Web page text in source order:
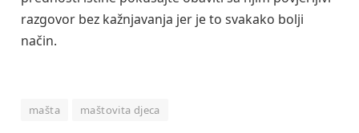
razgovor bez kažnjavanja jer je to svakako bolji
način.
mašta maštovita djeca